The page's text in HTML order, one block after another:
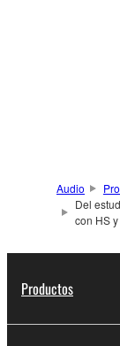
Audio
Del
con HS
Productos